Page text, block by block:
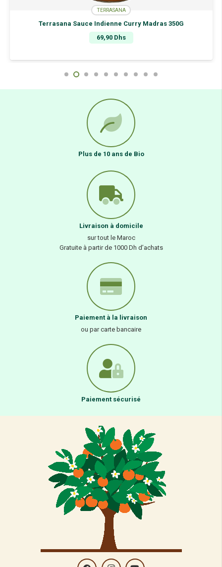
TERRASANA
Terrasana Sauce Indienne Curry Madras 350G
69,90 Dhs
Plus de 10 ans de Bio
Livraison à domicile
sur tout le Maroc
Gratuite à partir de 1000 Dh d’achats
Paiement à la livraison
ou par carte bancaire
Paiement sécurisé